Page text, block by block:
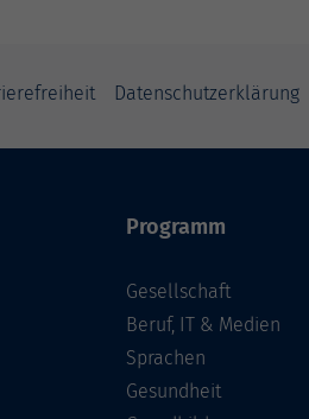
Datenschutzerklärung
Programm
Gesellschaft
Beruf, IT & Medien
Sprachen
Gesundheit